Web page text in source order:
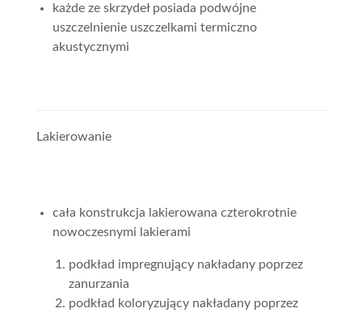
każde ze skrzydeł posiada podwójne
uszczelnienie uszczelkami termiczno
akustycznymi
Lakierowanie
cała konstrukcja lakierowana czterokrotnie
nowoczesnymi lakierami
podkład impregnujący nakładany poprzez
zanurzania
podkład koloryzujący nakładany poprzez